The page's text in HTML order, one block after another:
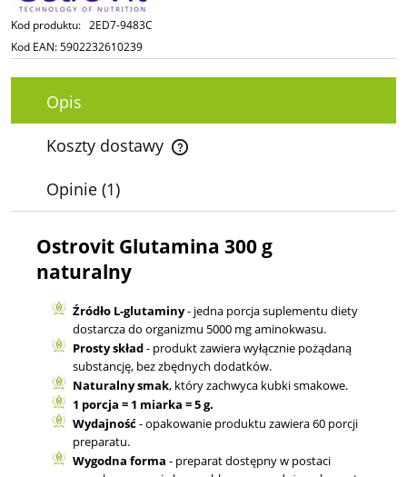
Kod produktu: 2ED7-9483C
Kod EAN:5902232610239
Opis
Koszty dostawy
Cena nie zawiera ewentualnych kosztów płatności
Opinie (1)
Ostrovit Glutamina 300 g
naturalny
Źródło L-glutaminy- jedna porcja suplementu diety
dostarcza do organizmu 5000 mg aminokwasu.
Prosty skład- produkt zawiera wyłącznie pożądaną
substancję, bez zbędnych dodatków.
Naturalny smak, który zachwyca kubki smakowe.
1 porcja = 1 miarka = 5 g.
Wydajność- opakowanie produktu zawiera 60 porcji
preparatu.
Wygodna forma - preparat dostępny w postaci